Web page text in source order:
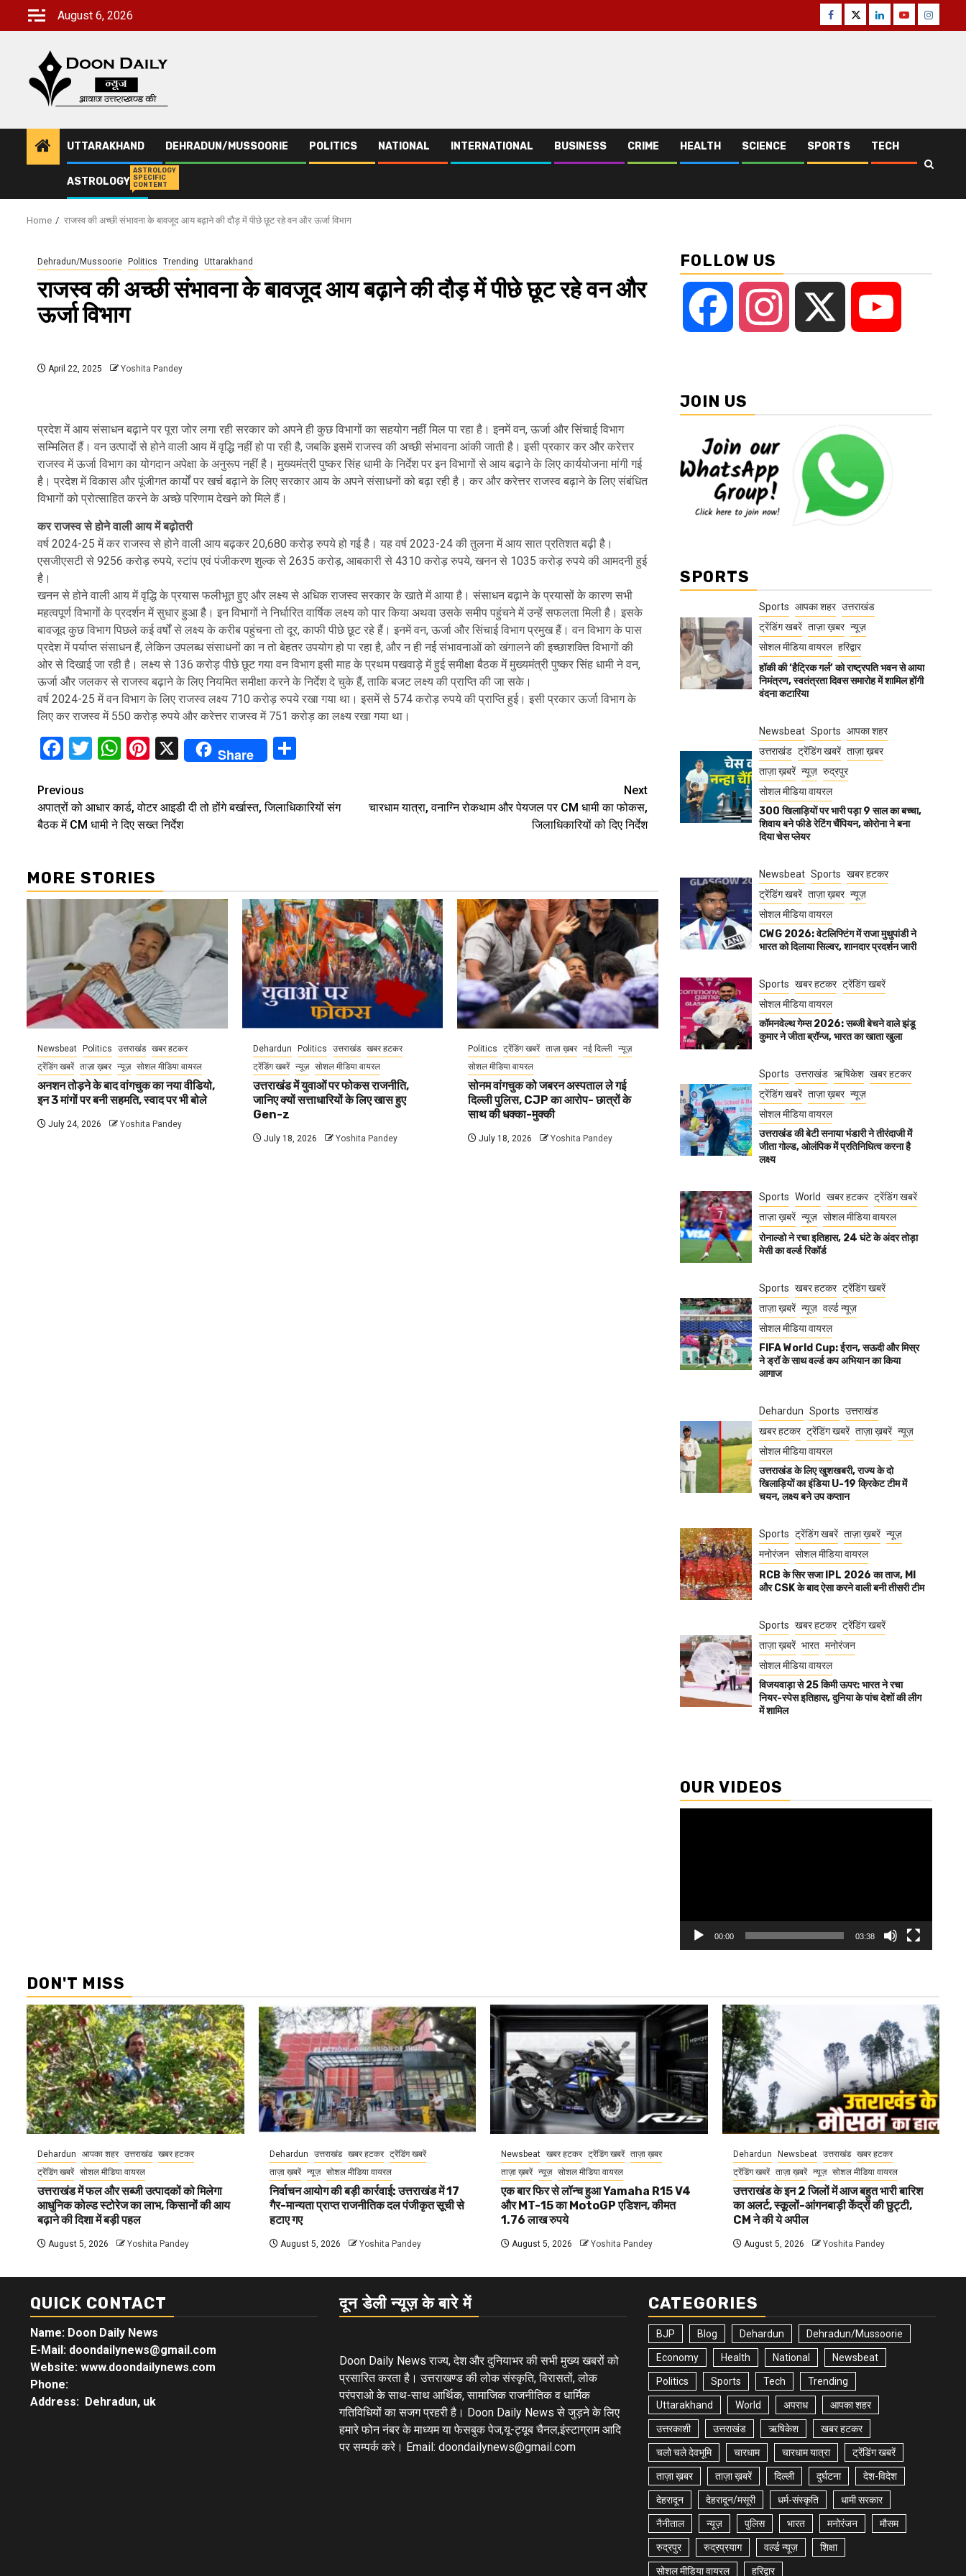
August 6, 2026 Facebook
TwitterLinkedinYoutube
UTTARAKHAND DEHRADUN/MUSSOORIE POLITICS NATIONAL INTERNATIONAL BUSINESS CRIME HEALTH SCIENCE SPORTS TECH
ASTROLOGY
ASTROLOGY
SPECIFIC
CONTENT
Home राजस्व की अच्छी संभावना के बावजूद आय बढ़ाने की दौड़ में पीछे छूट रहे वन और ऊर्जा विभाग
Dehradun/Mussoorie Politics Trending Uttarakhand
राजस्व की अच्छी संभावना के बावजूद आय बढ़ाने की दौड़ में पीछे छूट रहे वन और
ऊर्जा विभाग
April 22, 2025 Yoshita Pandey
प्रदेश में आय संसाधन बढ़ाने पर पूरा जोर लगा रही सरकार को अपने ही कुछ विभागों का सहयोग नहीं मिल पा रहा है। इनमें वन, ऊर्जा और सिंचाई विभाग
सम्मिलित हैं। वन उत्पादों से होने वाली आय में वृद्धि नहीं हो पा रही है, जबकि इसमें राजस्व की अच्छी संभावना आंकी जाती है। इसी प्रकार कर और करेत्तर
राजस्व में ऊर्जा विभाग का योगदान अपेक्षा के अनुरूप नहीं है। मुख्यमंत्री पुष्कर सिंह धामी के निर्देश पर इन विभागों से आय बढ़ाने के लिए कार्ययोजना मांगी गई
है। प्रदेश में विकास और पूंजीगत कार्यों पर खर्च बढ़ाने के लिए सरकार आय के अपने संसाधनों को बढ़ा रही है। कर और करेत्तर राजस्व बढ़ाने के लिए संबंधित
विभागों को प्रोत्साहित करने के अच्छे परिणाम देखने को मिले हैं।
कर राजस्व से होने वाली आय में बढ़ोतरी
वर्ष 2024-25 में कर राजस्व से होने वाली आय बढ़कर 20,680 करोड़ रुपये हो गई है। यह वर्ष 2023-24 की तुलना में आय सात प्रतिशत बढ़ी है।
एसजीएसटी से 9256 करोड़ रुपये, स्टांप एवं पंजीकरण शुल्क से 2635 करोड़, आबकारी से 4310 करोड़ रुपये, खनन से 1035 करोड़ रुपये की आमदनी हुई
है।
खनन से होने वाली आय में वृद्धि के प्रयास फलीभूत हुए और लक्ष्य से अधिक राजस्व सरकार के खाते में आया है। संसाधन बढ़ाने के प्रयासों के कारण सभी
महत्वपूर्ण विभागों के प्रदर्शन में सुधार हुआ है। इन विभागों ने निर्धारित वार्षिक लक्ष्य को पार किया अथवा उसके समीप पहुंचने में उन्हें सफलता मिली है। इसके
बावजूद कुछ विभाग पिछले कई वर्षों से लक्ष्य के करीब पहुंचना तो दूर, काफी पीछे छूट रहे हैं। इनमें वन, ऊर्जा और सिंचाई विभाग प्रमुख हैं। वन विभाग के पास
प्रदेश में पर्याप्त संसाधन हैं, लेकिन उपलब्ध संसाधनों का न तो बेहतर उपयोग हो पा रहा है, और न ही नई संभावनाओं को खंगालने की इच्छाशक्ति विभागों की
ओर से दिखाई जा रही है। लक्ष्य से 136 करोड़ पीछे छूट गया वन विभाग इसी माह के प्रथम पखवाड़े में हुई समीक्षा बैठक में मुख्यमंत्री पुष्कर सिंह धामी ने वन,
ऊर्जा और जलकर से राजस्व बढ़ाने के लिए नियमित समीक्षा करने के निर्देश दे चुके हैं, ताकि बजट लक्ष्य की प्राप्ति की जा सके।
वर्ष 2024-25 में वन विभाग के लिए राजस्व लक्ष्य 710 करोड़ रुपये रखा गया था। इसमें से 574 करोड़ रुपये की प्राप्ति हुई। इसी प्रकार ऊर्जा विभाग के
लिए कर राजस्व में 550 करोड़ रुपये और करेत्तर राजस्व में 751 करोड़ का लक्ष्य रखा गया था।
Facebook
Twitter
WhatsApp
Pinterest
X Share
Continue
Reading
Previous
अपात्रों को आधार कार्ड, वोटर आइडी दी तो होंगे बर्खास्त, जिलाधिकारियों संग
बैठक में CM धामी ने दिए सख्त निर्देश
Next
चारधाम यात्रा, वनाग्नि रोकथाम और पेयजल पर CM धामी का फोकस,
जिलाधिकारियों को दिए निर्देश
MORE STORIES
Newsbeat Politics उत्तराखंड खबर हटकर
ट्रेंडिंग खबरें ताज़ा ख़बर न्यूज़ सोशल मीडिया वायरल
अनशन तोड़ने के बाद वांगचुक का नया वीडियो,
इन 3 मांगों पर बनी सहमति, स्वाद पर भी बोले
July 24, 2026 Yoshita Pandey
Dehardun Politics उत्तराखंड खबर हटकर
ट्रेंडिंग खबरें न्यूज़ सोशल मीडिया वायरल
उत्तराखंड में युवाओं पर फोकस राजनीति,
जानिए क्यों सत्ताधारियों के लिए खास हुए
Gen-z
July 18, 2026 Yoshita Pandey
Politics ट्रेंडिंग खबरें ताज़ा ख़बर नई दिल्ली न्यूज़
सोशल मीडिया वायरल
सोनम वांगचुक को जबरन अस्पताल ले गई
दिल्ली पुलिस, CJP का आरोप- छात्रों के
साथ की धक्का-मुक्की
July 18, 2026 Yoshita Pandey
FOLLOW US
Facebook Instagram
JOIN US
SPORTS
Sports आपका शहर उत्तराखंड
ट्रेंडिंग खबरें ताज़ा ख़बर न्यूज़
सोशल मीडिया वायरल हरिद्वार
हॉकी की ‘हैट्रिक गर्ल’ को राष्ट्रपति भवन से आया
निमंत्रण, स्वतंत्रता दिवस समारोह में शामिल होंगी
वंदना कटारिया
Newsbeat Sports आपका शहर
उत्तराखंड ट्रेंडिंग खबरें ताज़ा ख़बर
ताज़ा ख़बरें न्यूज़ रुद्रपुर
सोशल मीडिया वायरल
300 खिलाड़ियों पर भारी पड़ा 9 साल का बच्चा,
शिवाय बने फीडे रेटिंग चैंपियन, कोरोना ने बना
दिया चेस प्लेयर
Newsbeat Sports खबर हटकर
ट्रेंडिंग खबरें ताज़ा ख़बर न्यूज़
सोशल मीडिया वायरल
CWG 2026: वेटलिफ्टिंग में राजा मुथुपांडी ने
भारत को दिलाया सिल्वर, शानदार प्रदर्शन जारी
Sports खबर हटकर ट्रेंडिंग खबरें
सोशल मीडिया वायरल
कॉमनवेल्थ गेम्स 2026: सब्जी बेचने वाले झंडू
कुमार ने जीता ब्रॉन्ज, भारत का खाता खुला
Sports उत्तराखंड ऋषिकेश खबर हटकर
ट्रेंडिंग खबरें ताज़ा ख़बर न्यूज़
सोशल मीडिया वायरल
उत्तराखंड की बेटी सनाया भंडारी ने तीरंदाजी में
जीता गोल्ड, ओलंपिक में प्रतिनिधित्व करना है
लक्ष्य
Sports World खबर हटकर ट्रेंडिंग खबरें
ताज़ा ख़बरें न्यूज़ सोशल मीडिया वायरल
रोनाल्डो ने रचा इतिहास, 24 घंटे के अंदर तोड़ा
मेसी का वर्ल्ड रिकॉर्ड
Sports खबर हटकर ट्रेंडिंग खबरें
ताज़ा ख़बरें न्यूज़ वर्ल्ड न्यूज़
सोशल मीडिया वायरल
FIFA World Cup: ईरान, सऊदी और मिस्र
ने ड्रॉ के साथ वर्ल्ड कप अभियान का किया
आगाज
Dehardun Sports उत्तराखंड
खबर हटकर ट्रेंडिंग खबरें ताज़ा ख़बरें न्यूज़
सोशल मीडिया वायरल
उत्तराखंड के लिए खुशखबरी, राज्य के दो
खिलाड़ियों का इंडिया U-19 क्रिकेट टीम में
चयन, लक्ष्य बने उप कप्तान
Sports ट्रेंडिंग खबरें ताज़ा ख़बरें न्यूज़
मनोरंजन सोशल मीडिया वायरल
RCB के सिर सजा IPL 2026 का ताज, MI
और CSK के बाद ऐसा करने वाली बनी तीसरी टीम
Sports खबर हटकर ट्रेंडिंग खबरें
ताज़ा ख़बरें भारत मनोरंजन
सोशल मीडिया वायरल
विजयवाड़ा से 25 किमी ऊपर: भारत ने रचा
नियर-स्पेस इतिहास, दुनिया के पांच देशों की लीग
में शामिल
OUR VIDEOS
00:00 03:38
DON'T MISS
Dehardun आपका शहर उत्तराखंड खबर हटकर
ट्रेंडिंग खबरें सोशल मीडिया वायरल
उत्तराखंड में फल और सब्जी उत्पादकों को मिलेगा
आधुनिक कोल्ड स्टोरेज का लाभ, किसानों की आय
बढ़ाने की दिशा में बड़ी पहल
August 5, 2026 Yoshita Pandey
Dehardun उत्तराखंड खबर हटकर
ट्रेंडिंग खबरें
ताज़ा ख़बरें
न्यूज़ सोशल मीडिया वायरल
निर्वाचन आयोग की बड़ी कार्रवाई: उत्तराखंड में 17
गैर-मान्यता प्राप्त राजनीतिक दल पंजीकृत सूची से
हटाए गए
August 5, 2026 Yoshita Pandey
Newsbeat खबर हटकर ट्रेंडिंग खबरें ताज़ा ख़बर
ताज़ा ख़बरें न्यूज़ सोशल मीडिया वायरल
एक बार फिर से लॉन्च हुआ Yamaha R15 V4
और MT-15 का MotoGP एडिशन, कीमत
1.76 लाख रुपये
August 5, 2026 Yoshita Pandey
Dehardun Newsbeat उत्तराखंड
खबर हटकर
ट्रेंडिंग खबरें
ताज़ा ख़बरें न्यूज़ सोशल मीडिया वायरल
उत्तराखंड के इन 2 जिलों में आज बहुत भारी बारिश
का अलर्ट, स्कूलों-आंगनबाड़ी केंद्रों की छुट्टी,
CM ने की ये अपील
August 5, 2026 Yoshita Pandey
QUICK CONTACT
Name: Doon Daily News
E-Mail: doondailynews@gmail.com
Website: www.doondailynews.com
Phone:
Address: Dehradun, uk
दून डेली न्यूज़ के बारे में
Doon Daily News राज्य, देश और दुनियाभर की सभी मुख्य खबरों को
प्रसारित करता है। उत्तराखण्ड की लोक संस्कृति, विरासतों, लोक
परंपराओ के साथ-साथ आर्थिक, सामाजिक राजनीतिक व धार्मिक
गतिविधियों का सजग प्रहरी है। Doon Daily News से जुड़ने के लिए
हमारे फोन नंबर के माध्यम या फेसबुक पेज,यू-ट्यूब चैनल,इंस्टाग्राम आदि
पर सम्पर्क करे। Email: doondailynews@gmail.com
CATEGORIES
BJP Blog Dehardun Dehradun/Mussoorie
Economy Health National Newsbeat
Politics Sports Tech Trending
Uttarakhand World अपराध आपका शहर
उत्तरकाशी उत्तराखंड ऋषिकेश खबर हटकर
चलो चले देवभूमि चारधाम चारधाम यात्रा ट्रेंडिंग खबरें
ताज़ा ख़बर ताज़ा ख़बरें दिल्ली दुर्घटना देश-विदेश
देहरादून देहरादून/मसूरी धर्म-संस्कृति धामी सरकार
नैनीताल न्यूज़ पुलिस भारत मनोरंजन मौसम
रुद्रपुर रुद्रप्रयाग वर्ल्ड न्यूज़ शिक्षा
सोशल मीडिया वायरल हरिद्वार